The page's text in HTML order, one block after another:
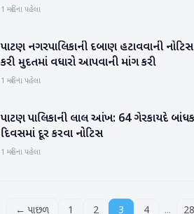
1 મહિના પહેલા
પાટણ
પાટણ નગરપાલિકાની દબાણ હટાવવાની
કરી મુદતમાં વધારો આપવાની માંગ કરી
1 મહિના પહેલા
પાટણ
પાટણ પાલિકાની લાલ આંખ: 64 ગેરકાયદે
દિવસમાં દૂર કરવા નોટિસ
1 મહિના પહેલા
← પાછળ 1 2 3 4 ... 28